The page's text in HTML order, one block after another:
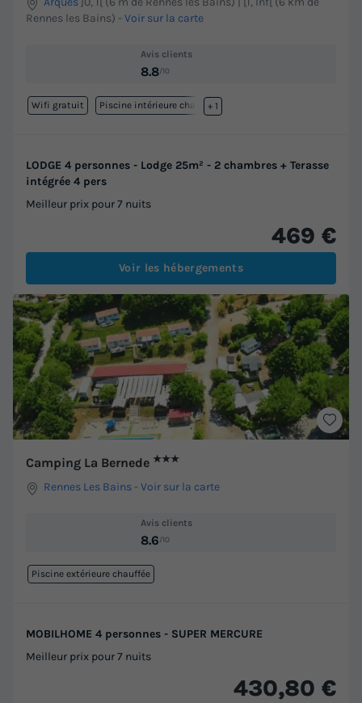
Rennes les Bains) - Voir sur la carte
Avis clients
8.8/10
Wifi gratuit Piscine intérieure chauffée
+ 1
LODGE 4 personnes - Lodge 25m² - 2 chambres + Terasse
intégrée 4 pers
Meilleur prix pour 7 nuits
469 €
Voir les hébergements
Camping La Bernede ★★★
Rennes Les Bains -Voir sur la carte
Avis clients
8.6/10
Piscine extérieure chauffée
MOBILHOME 4 personnes - SUPER MERCURE
Meilleur prix pour 7 nuits
430,80 €